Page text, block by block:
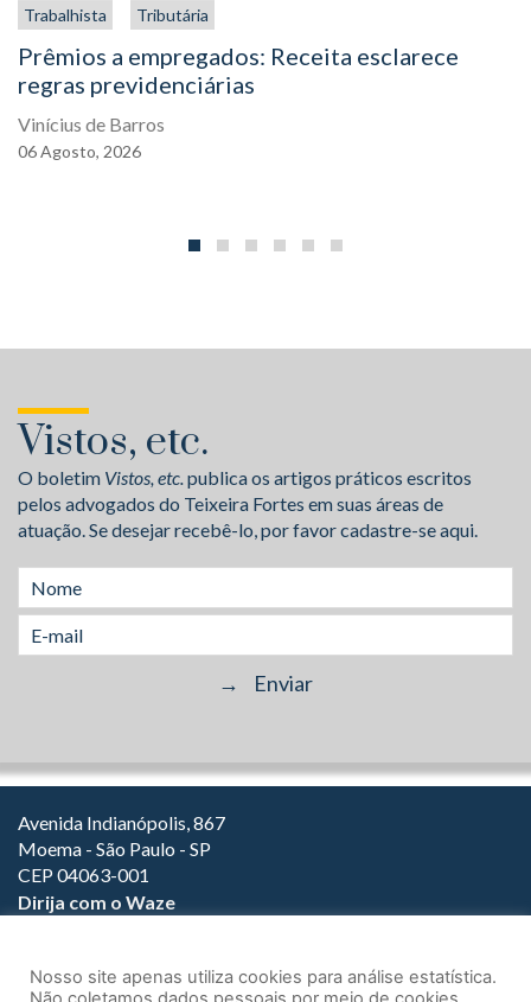
Trabalhista Tributária
Prêmios a empregados: Receita esclarece
regras previdenciárias
Vinícius de Barros
06Agosto, 2026
Vistos, etc.
O boletim Vistos, etc.publica os artigos práticos escritos
pelos advogados do Teixeira Fortes em suas áreas de
atuação. Se desejar recebê-lo, por favor cadastre-se aqui.
Avenida Indianópolis, 867
Moema - São Paulo - SP
CEP 04063-001
Dirija com o Waze
(11) 3147-1800
Nosso site apenas utiliza cookies para análise estatística.